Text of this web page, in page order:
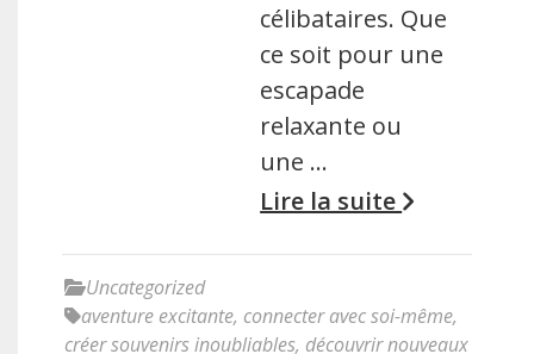
célibataires. Que
ce soit pour une
escapade
relaxante ou
une …
Lire la suite
Uncategorized
aventure excitante, connecter avec soi-même,
créer souvenirs inoubliables, découvrir nouveaux